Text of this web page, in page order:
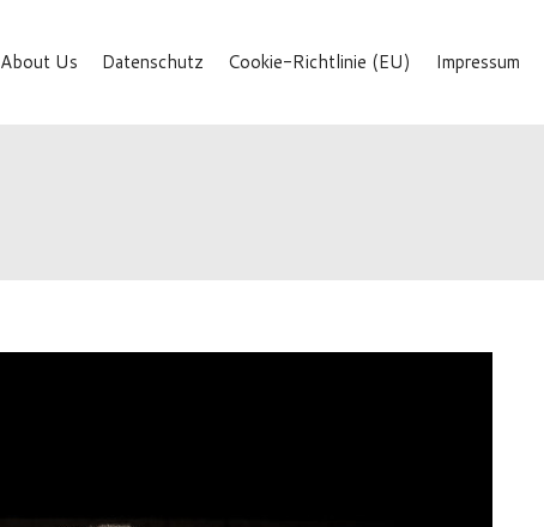
About Us Datenschutz Cookie-Richtlinie (EU) Impressum